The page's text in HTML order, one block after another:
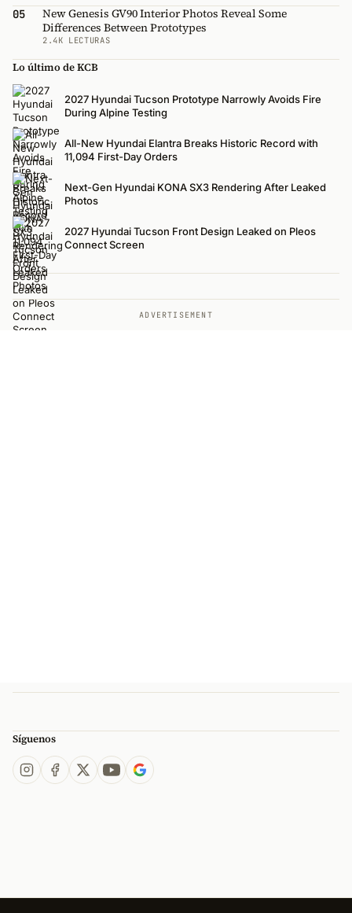
05
New Genesis GV90 Interior Photos Reveal Some
Differences Between Prototypes
2.4K LECTURAS
Lo último de KCB
2027 Hyundai Tucson Prototype Narrowly Avoids Fire
During Alpine Testing
All-New Hyundai Elantra Breaks Historic Record with
11,094 First-Day Orders
Next-Gen Hyundai KONA SX3 Rendering After Leaked
Photos
2027 Hyundai Tucson Front Design Leaked on Pleos
Connect Screen
ADVERTISEMENT
Síguenos